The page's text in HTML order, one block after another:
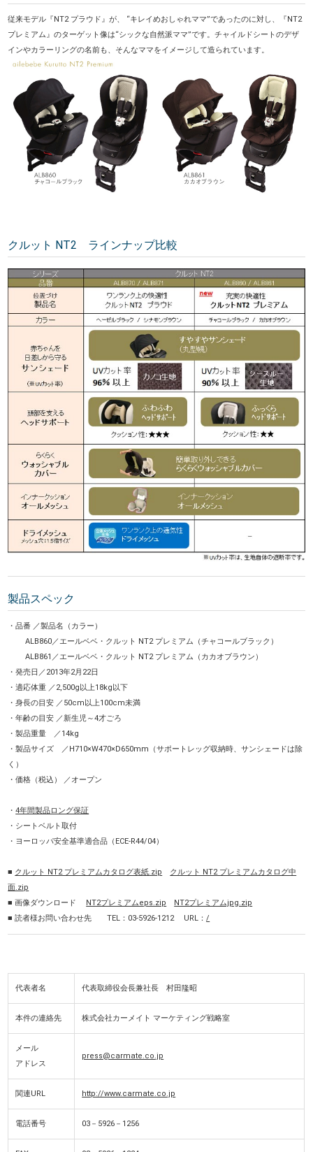
従来モデル『NT2 プラウド』が、 “キレイめおしゃれママ”であったのに対し、『NT2
プレミアム』のターゲット像は“シックな自然派ママ”です。チャイルドシートのデザ
インやカラーリングの名前も、そんなママをイメージして造られています。
クルット NT2 ラインナップ比較
製品スペック
・品番 ／製品名（カラー）
ALB860／エールベベ・クルット NT2 プレミアム（チャコールブラック）
ALB861／エールベベ・クルット NT2 プレミアム（カカオブラウン）
・発売日／2013年2月22日
・適応体重 ／2,500g以上18kg以下
・身長の目安 ／50cm以上100cm未満
・年齢の目安 ／新生児～4才ごろ
・製品重量 ／14kg
・製品サイズ ／H710×W470×D650mm（サポートレッグ収納時、サンシェードは除
く）
・価格（税込） ／オープン
・4年間製品ロング保証
・シートベルト取付
・ヨーロッパ安全基準適合品（ECE-R44/04）
■ クルット NT2 プレミアムカタログ表紙.zip
クルット NT2 プレミアムカタログ中
面.zip
■ 画像ダウンロード NT2プレミアムeps.zip
NT2プレミアムjpg.zip
■ 読者様お問い合わせ先 TEL：03-5926-1212 URL：/
代表者名 代表取締役会長兼社長 村田隆昭
本件の連絡先 株式会社カーメイト マーケティング戦略室
メール
アドレス
press@carmate.co.jp
関連URL http://www.carmate.co.jp
電話番号 03－5926－1256